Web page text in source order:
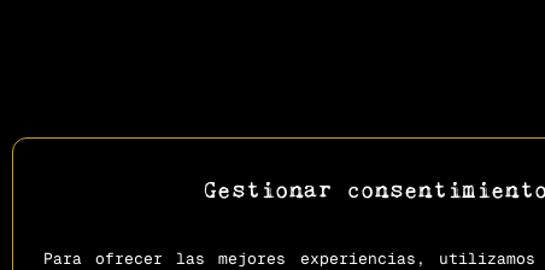
Gestionar consentimiento
Para ofrecer las mejores experiencias, utilizamos